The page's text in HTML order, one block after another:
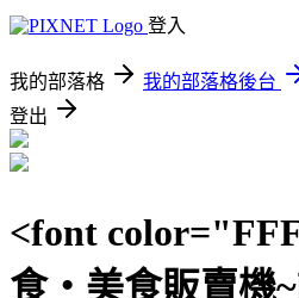
登入
我的部落格 我的部落格後台
登出
<font
食‧美食販賣機